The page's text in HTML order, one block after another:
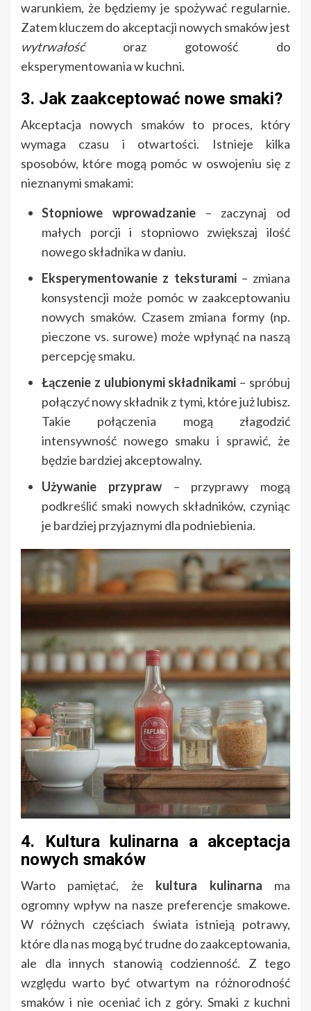
warunkiem, że będziemy je spożywać regularnie.
Zatem kluczem do akceptacji nowych smaków jest
wytrwałośćoraz gotowość do
eksperymentowania w kuchni.
3. Jak zaakceptować nowe smaki?
Akceptacja nowych smaków to proces, który
wymaga czasu i otwartości. Istnieje kilka
sposobów, które mogą pomóc w oswojeniu się z
nieznanymi smakami:
Stopniowe wprowadzanie– zaczynaj od
małych porcji i stopniowo zwiększaj ilość
nowego składnika w daniu.
Eksperymentowanie z teksturami– zmiana
konsystencji może pomóc w zaakceptowaniu
nowych smaków. Czasem zmiana formy (np.
pieczone vs. surowe) może wpłynąć na naszą
percepcję smaku.
Łączenie z ulubionymi składnikami – spróbuj
połączyć nowy składnik z tymi, które już lubisz.
Takie połączenia mogą złagodzić
intensywność nowego smaku i sprawić, że
będzie bardziej akceptowalny.
Używanie przypraw– przyprawy mogą
podkreślić smaki nowych składników, czyniąc
je bardziej przyjaznymi dla podniebienia.
4. Kultura kulinarna a akceptacja
nowych smaków
Warto pamiętać, że kultura kulinarna ma
ogromny wpływ na nasze preferencje smakowe.
W różnych częściach świata istnieją potrawy,
które dla nas mogą być trudne do zaakceptowania,
ale dla innych stanowią codzienność. Z tego
względu warto być otwartym na różnorodność
smaków i nie oceniać ich z góry. Smaki z kuchni